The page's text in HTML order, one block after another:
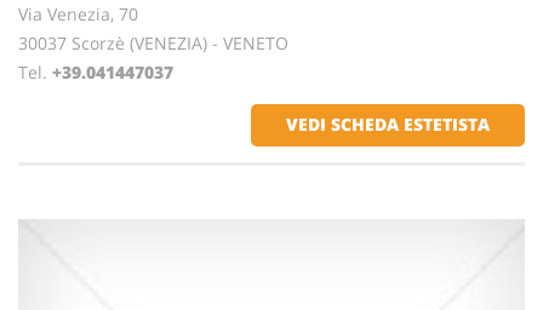
Via Venezia, 70
30037 Scorzè (VENEZIA) - VENETO
Tel. +39.041447037
VEDI SCHEDA ESTETISTA